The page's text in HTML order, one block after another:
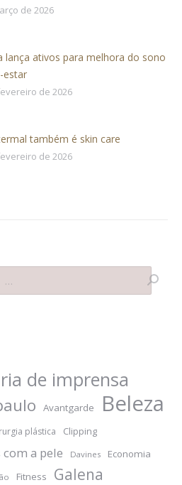
de 2026
lança ativos para melhora do sono
estar
de 2026
também é skin care
de 2026
de imprensa
Avantgarde Beleza
plástica Clipping
a pele Davines Economia
Fitness Galena